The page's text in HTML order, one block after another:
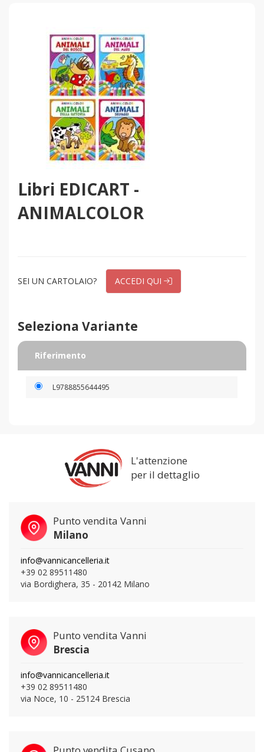
Libri EDICART -
ANIMALCOLOR
SEI UN CARTOLAIO? ACCEDI QUI
Seleziona Variante
Riferimento
L9788855644495
L'attenzione
per il dettaglio
Punto vendita Vanni
Milano
info@vannicancelleria.it
+39 02 89511480
via Bordighera, 35 - 20142 Milano
Punto vendita Vanni
Brescia
info@vannicancelleria.it
+39 02 89511480
via Noce, 10 - 25124 Brescia